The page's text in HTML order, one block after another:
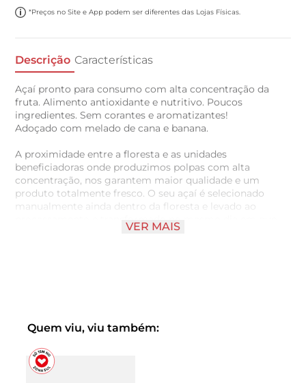
*Preços no Site e App podem ser diferentes das Lojas Físicas.
Descrição Características
Açaí pronto para consumo com alta concentração da
fruta. Alimento antioxidante e nutritivo. Poucos
ingredientes. Sem corantes e aromatizantes!
Adoçado com melado de cana e banana.
A proximidade entre a floresta e as unidades
beneficiadoras onde produzimos polpas com alta
concentração, nos garantem maior qualidade e um
produto totalmente fresco. O seu açaí é selecionado
manualmente ainda dentro da floresta e levado ao
processamento e transformado no mesmo dia em que
VER MAIS
Quem viu, viu também: